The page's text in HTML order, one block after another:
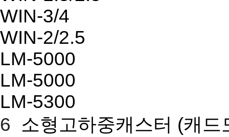
WIN-3/4
WIN-2/2.5
LM-5000
LM-5000
LM-5300
6
소형고하중캐스터 (캐드